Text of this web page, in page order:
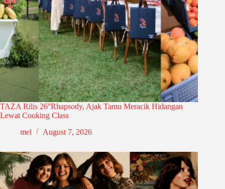
TAZA Rilis 26°Rhapsody, Ajak Tamu Meracik Hidangan
Lewat Cooking Class
mel
August 7, 2026